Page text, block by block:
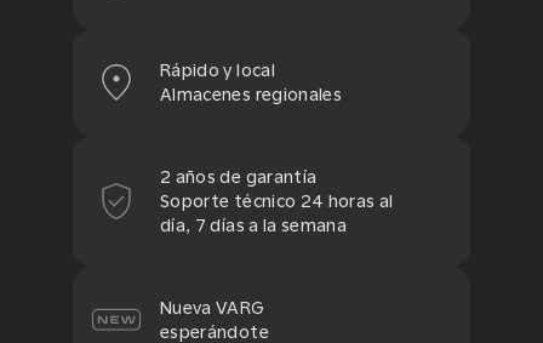
Rápido y local
Almacenes regionales
2 años de garantía
Soporte técnico 24 horas al
día, 7 días a la semana
Nueva VARG
esperándote